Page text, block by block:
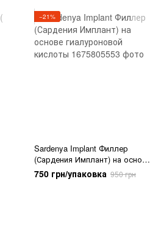
−21%
Sardenya Implant Филлер
(Сардения Имплант) на основе
гиалуроновой кислоты
750 грн/упаковка 950 грн